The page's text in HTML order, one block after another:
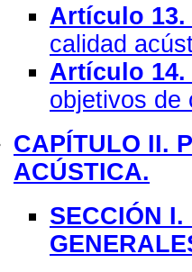
Artículo 13.
calidad
Artículo 14.
objetivos de
CAPÍTULO II.
ACÚSTICA.
SECCIÓN I.